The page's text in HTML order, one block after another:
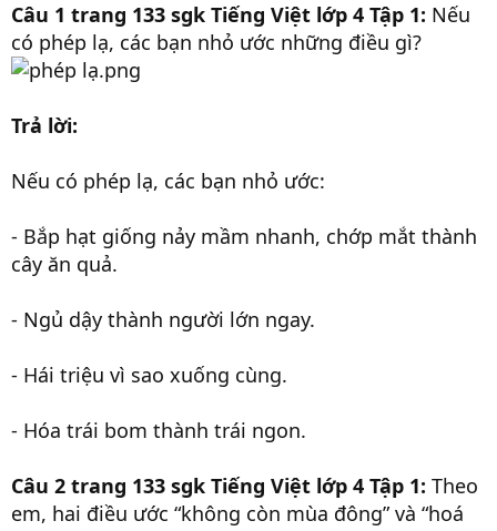
Câu 1 trang 133 sgk Tiếng Việt lớp 4 Tập 1: Nếu
có phép lạ, các bạn nhỏ ước những điều gì?
Trả lời:
Nếu có phép lạ, các bạn nhỏ ước:
- Bắp hạt giống nảy mầm nhanh, chớp mắt thành
cây ăn quả.
- Ngủ dậy thành người lớn ngay.
- Hái triệu vì sao xuống cùng.
- Hóa trái bom thành trái ngon.
Câu 2 trang 133 sgk Tiếng Việt lớp 4 Tập 1: Theo
em, hai điều ước “không còn mùa đông” và “hoá